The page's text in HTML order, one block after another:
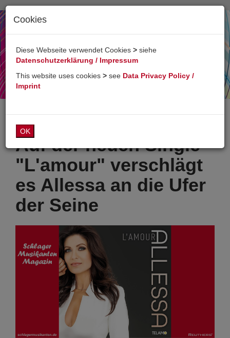
Toggle
Auf der neuen Single
"L'amour" verschlägt
es Allessa an die Ufer
der Seine
Cookies
Diese Webseite verwendet Cookies > siehe
Datenschutzerklärung / Impressum
This website uses cookies > see Data Privacy Policy /
Imprint
OK